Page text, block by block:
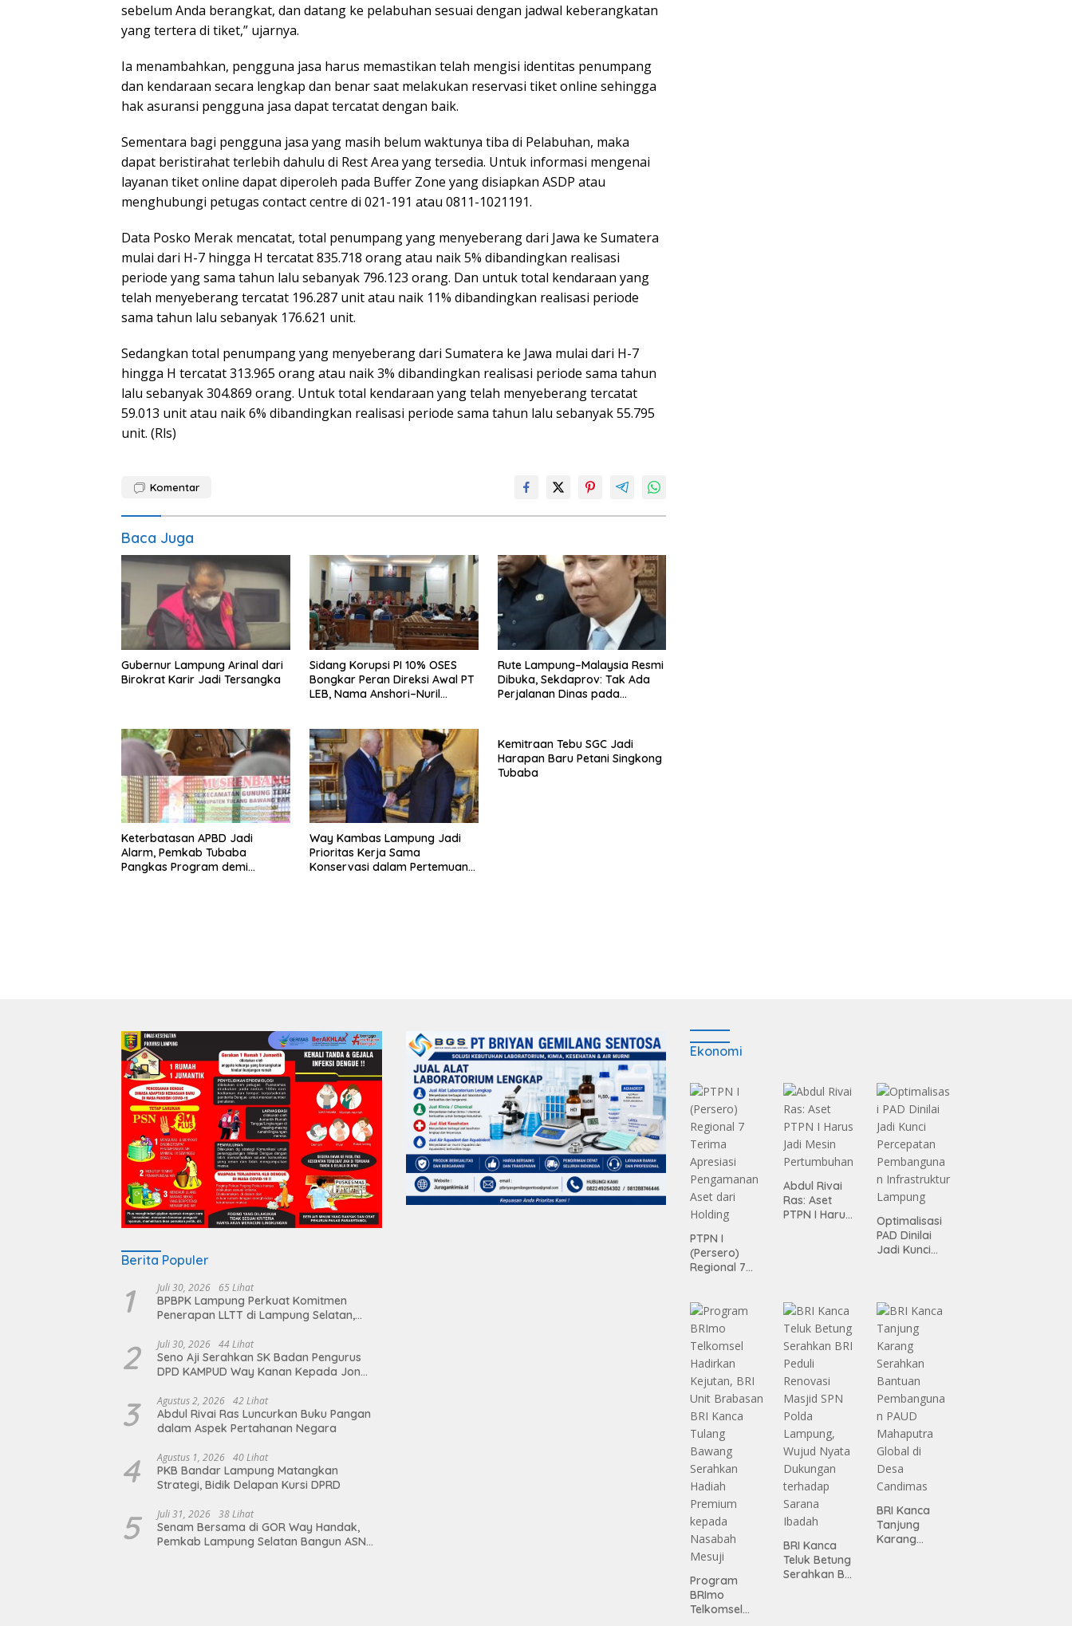
sebelum Anda berangkat, dan datang ke pelabuhan sesuai dengan jadwal keberangkatan
yang tertera di tiket,” ujarnya.
Ia menambahkan, pengguna jasa harus memastikan telah mengisi identitas penumpang
dan kendaraan secara lengkap dan benar saat melakukan reservasi tiket online sehingga
hak asuransi pengguna jasa dapat tercatat dengan baik.
Sementara bagi pengguna jasa yang masih belum waktunya tiba di Pelabuhan, maka
dapat beristirahat terlebih dahulu di Rest Area yang tersedia. Untuk informasi mengenai
layanan tiket online dapat diperoleh pada Buffer Zone yang disiapkan ASDP atau
menghubungi petugas contact centre di 021-191 atau 0811-1021191.
Data Posko Merak mencatat, total penumpang yang menyeberang dari Jawa ke Sumatera
mulai dari H-7 hingga H tercatat 835.718 orang atau naik 5% dibandingkan realisasi
periode yang sama tahun lalu sebanyak 796.123 orang. Dan untuk total kendaraan yang
telah menyeberang tercatat 196.287 unit atau naik 11% dibandingkan realisasi periode
sama tahun lalu sebanyak 176.621 unit.
Sedangkan total penumpang yang menyeberang dari Sumatera ke Jawa mulai dari H-7
hingga H tercatat 313.965 orang atau naik 3% dibandingkan realisasi periode sama tahun
lalu sebanyak 304.869 orang. Untuk total kendaraan yang telah menyeberang tercatat
59.013 unit atau naik 6% dibandingkan realisasi periode sama tahun lalu sebanyak 55.795
unit. (Rls)
Komentar
Baca Juga
Gubernur Lampung Arinal dari
Birokrat Karir Jadi Tersangka
Sidang Korupsi PI 10% OSES
Bongkar Peran Direksi Awal PT
LEB, Nama Anshori–Nuril
Rute Lampung–Malaysia Resmi
Dibuka, Sekdaprov: Tak Ada
Perjalanan Dinas pada
Keterbatasan APBD Jadi
Alarm, Pemkab Tubaba
Pangkas Program demi
Way Kambas Lampung Jadi
Prioritas Kerja Sama
Konservasi dalam Pertemuan
Kemitraan Tebu SGC Jadi
Harapan Baru Petani Singkong
Tubaba
Berita Populer
1 Juli 30, 2026 65 Lihat
BPBPK Lampung Perkuat Komitmen
Penerapan LLTT di Lampung Selatan,
dan Berkelanjutan
2 Juli 30, 2026 44 Lihat
Seno Aji Serahkan SK Badan Pengurus
DPD KAMPUD Way Kanan Kepada Jon
3 Agustus 2, 2026 42 Lihat
Abdul Rivai Ras Luncurkan Buku Pangan
dalam Aspek Pertahanan Negara
4 Agustus 1, 2026 40 Lihat
PKB Bandar Lampung Matangkan
Strategi, Bidik Delapan Kursi DPRD
5 Juli 31, 2026 38 Lihat
Senam Bersama di GOR Way Handak,
Pemkab Lampung Selatan Bangun ASN
Ekonomi
PTPN I
(Persero)
Regional 7
Pengamanan
Aset dari
Holding
Abdul Rivai
Ras: Aset
PTPN I Harus
Optimalisasi
PAD Dinilai
Jadi Kunci
Infrastruktur
Lampung
Program
BRImo
Telkomsel
BRI Kanca
Teluk Betung
Serahkan BRI
BRI Kanca
Tanjung
Karang